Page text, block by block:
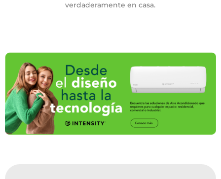
verdaderamente en casa.